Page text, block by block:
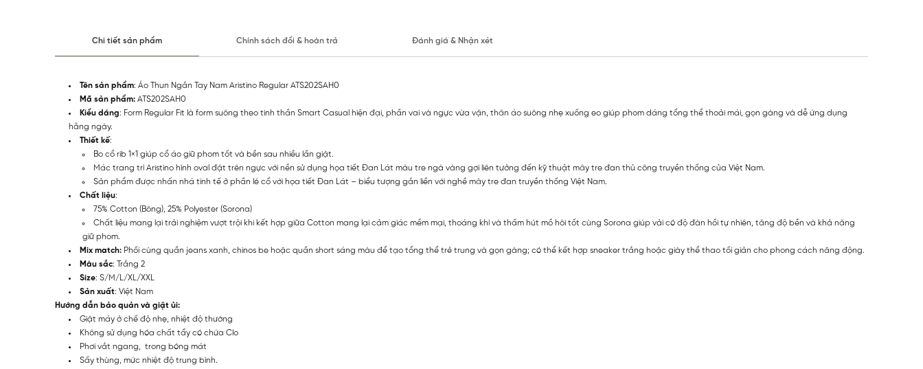
Chi tiết sản phẩm Chính sách đổi & hoàn trả Đánh giá & Nhận xét
Tên sản phẩm: Áo Thun Ngắn Tay Nam Aristino Regular ATS202SAH0
Mã sản phẩm: ATS202SAH0
Kiểu dáng: Form Regular Fit là form suông theo tinh thần Smart Casual hiện đại, phần vai và ngực vừa vặn, thân áo suông nhẹ xuống eo giúp phom dáng tổng thể thoải mái, gọn gàng và dễ ứng dụng
hằng ngày.
Thiết kế:
Bo cổ rib 1×1 giúp cổ áo giữ phom tốt và bền sau nhiều lần giặt.
Mác trang trí Aristino hình oval đặt trên ngực với nền sử dụng họa tiết Đan Lát màu tre ngà vàng gợi liên tưởng đến kỹ thuật mây tre đan thủ công truyền thống của Việt Nam.
Sản phẩm được nhấn nhá tinh tế ở phần lé cổ với họa tiết Đan Lát – biểu tượng gắn liền với nghề mây tre đan truyền thống Việt Nam.
Chất liệu:
75% Cotton (Bông), 25% Polyester (Sorona)
Chất liệu mang lại trải nghiệm vượt trội khi kết hợp giữa Cotton mang lại cảm giác mềm mại, thoáng khí và thấm hút mồ hôi tốt cùng Sorona giúp vải có độ đàn hồi tự nhiên, tăng độ bền và khả năng
giữ phom.
Mix match: Phối cùng quần jeans xanh, chinos be hoặc quần short sáng màu để tạo tổng thể trẻ trung và gọn gàng; có thể kết hợp sneaker trắng hoặc giày thể thao tối giản cho phong cách năng động.
Màu sắc: Trắng 2
Size: S/M/L/XL/XXL
Sản xuất: Việt Nam
Hướng dẫn bảo quản và giặt ủi:
Giặt máy ở chế độ nhẹ, nhiệt độ thường
Không sử dụng hóa chất tẩy có chứa Clo
Phơi vắt ngang, trong bóng mát
Sấy thùng, mức nhiệt độ trung bình.